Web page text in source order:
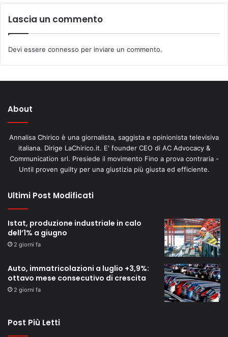
Lascia un commento
Devi essere connesso per inviare un commento.
About
Annalisa Chirico è una giornalista, saggista e opinionista televisiva
italiana. Dirige LaChirico.it. E' founder CEO di AC Advocacy &
Communication srl. Presiede il movimento Fino a prova contraria -
Until proven guilty per una giustizia più giusta ed efficiente.
Ultimi Post Modificati
Istat, produzione industriale in calo
dell’1% a giugno
2 giorni fa
Auto, immatricolazioni a luglio +3,9%:
ottavo mese consecutivo di crescita
2 giorni fa
Post Più Letti